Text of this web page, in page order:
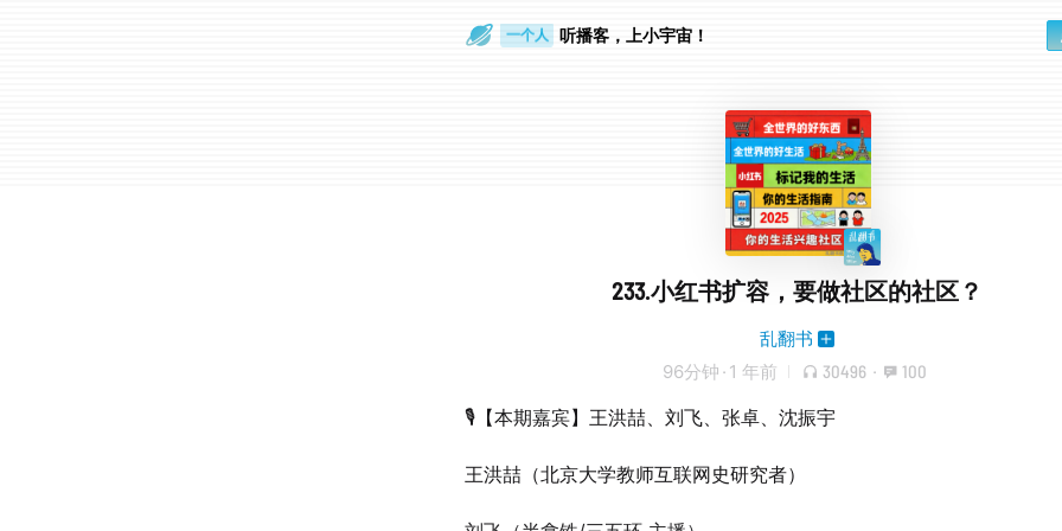
一个人
听播客，上小宇宙！
233.小红书扩容，要做社区的社区？
乱翻书
96分钟 · 1 年前 30496 · 100
🎙【本期嘉宾】王洪喆、刘飞、张卓、沈振宇
王洪喆（北京大学教师互联网史研究者）